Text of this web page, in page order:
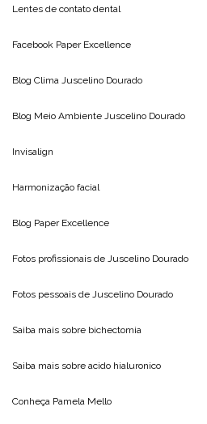
Lentes de contato dental
Facebook Paper Excellence
Blog Clima Juscelino Dourado
Blog Meio Ambiente Juscelino Dourado
Invisalign
Harmonização facial
Blog Paper Excellence
Fotos profissionais de Juscelino Dourado
Fotos pessoais de Juscelino Dourado
Saiba mais sobre bichectomia
Saiba mais sobre acido hialuronico
Conheça Pamela Mello